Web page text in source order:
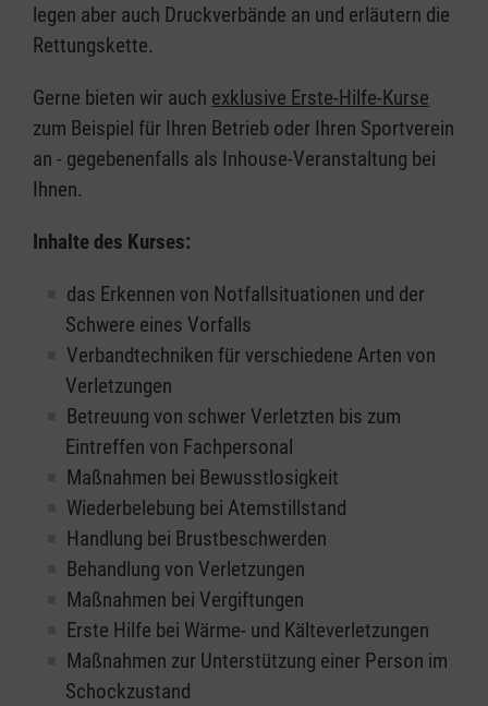
legen aber auch Druckverbände an und erläutern die
Rettungskette.
Gerne bieten wir auch exklusive Erste-Hilfe-Kurse
zum Beispiel für Ihren Betrieb oder Ihren Sportverein
an - gegebenenfalls als Inhouse-Veranstaltung bei
Ihnen.
Inhalte des Kurses:
das Erkennen von Notfallsituationen und der
Schwere eines Vorfalls
Verbandtechniken für verschiedene Arten von
Verletzungen
Betreuung von schwer Verletzten bis zum
Eintreffen von Fachpersonal
Maßnahmen bei Bewusstlosigkeit
Wiederbelebung bei Atemstillstand
Handlung bei Brustbeschwerden
Behandlung von Verletzungen
Maßnahmen bei Vergiftungen
Erste Hilfe bei Wärme- und Kälteverletzungen
Maßnahmen zur Unterstützung einer Person im
Schockzustand